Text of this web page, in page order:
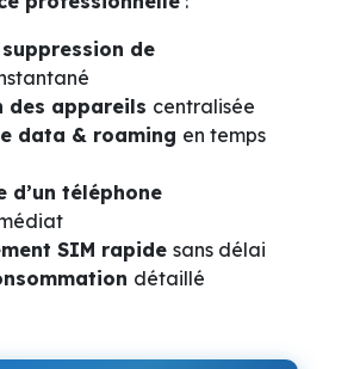
de
des appareils centralisée
data & roaming en temps
d’un téléphone
SIM rapidesans délai
détaillé